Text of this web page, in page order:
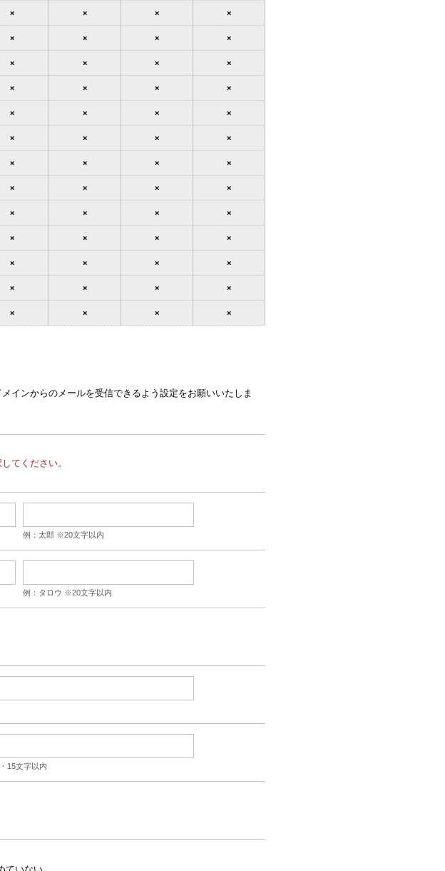
× × × ×
× × × ×
× × × ×
× × × ×
× × × ×
× × × ×
× × × ×
× × × ×
× × × ×
× × × ×
× × × ×
× × × ×
× × × ×
インからのメールを受信できるよう設定をお願いいたしま
てください。
例：太郎 ※20文字以内
例：タロウ ※20文字以内
15文字以内